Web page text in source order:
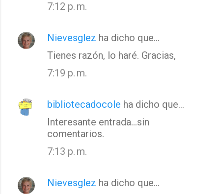
7:12 p. m.
Nievesglez ha dicho que…
Tienes razón, lo haré. Gracias,
7:19 p. m.
bibliotecadocole ha dicho que…
Interesante entrada...sin
comentarios.
7:13 p. m.
Nievesglez ha dicho que…